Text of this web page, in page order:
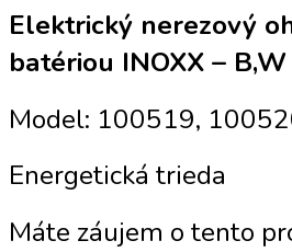
Elektrický nerezový
batériou INOXX – B,W
Model: 100519,
Energetická trieda
Máte záujem o tento